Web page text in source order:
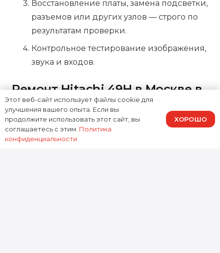
Восстановление платы, замена подсветки,
разъемов или других узлов — строго по
результатам проверки.
Контрольное тестирование изображения,
звука и входов.
Ремонт Hitachi 49H в Москве в
сервисе Доктор Гаджетов
Мы знаем, насколько важно быстро вернуть
телевизор в строй: аккуратно работаем с
Этот веб-сайт использует файлы cookie для
улучшения вашего опыта. Если вы
продолжите использовать этот сайт, вы
соглашаетесь с этим. Политика
конфиденциальности
ХОРОШО